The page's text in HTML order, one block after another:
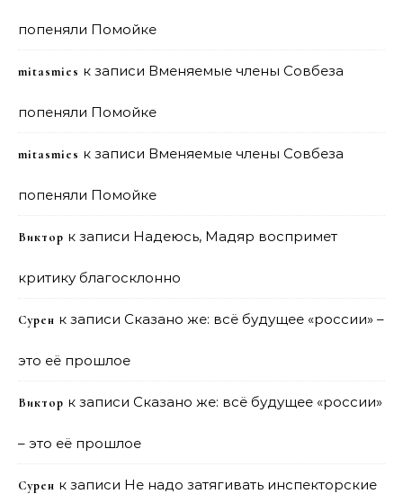
попеняли Помойке
mitasmies к записи Вменяемые члены Совбеза
попеняли Помойке
mitasmies к записи Вменяемые члены Совбеза
попеняли Помойке
Виктор к записи Надеюсь, Мадяр воспримет
критику благосклонно
Сурен к записи Сказано же: всё будущее «россии» –
это её прошлое
Виктор к записи Сказано же: всё будущее «россии»
– это её прошлое
Сурен к записи Не надо затягивать инспекторские